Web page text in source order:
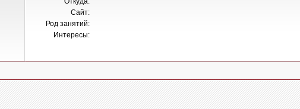
Сайт:
Род занятий:
Интересы: